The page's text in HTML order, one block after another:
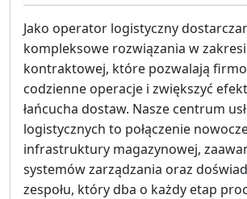
Jako operator logistyczny
kompleksowe rozwiązania w
kontraktowej, które pozwalają
codzienne operacje i zwiększyć
łańcucha dostaw. Nasze centrum
logistycznych to połączenie
infrastruktury magazynowej,
systemów zarządzania oraz
zespołu, który dba o każdy etap